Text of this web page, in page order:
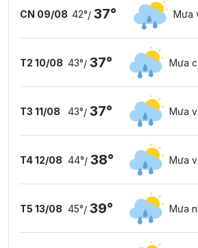
CN 09/08 42°/ 37° Mưa
T2 10/08 43°/ 37° Mưa
T3 11/08 43°/ 37° Mưa
T4 12/08 44°/ 38° Mưa
T5 13/08 45°/ 39° Mưa